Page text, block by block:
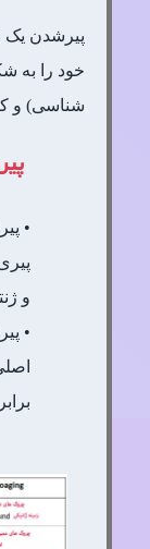
پیرشدن یک
خود را به
شناسی) و
•
و
•